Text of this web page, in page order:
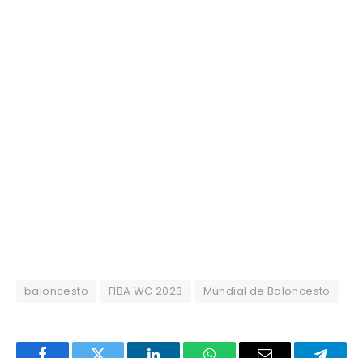
baloncesto FIBA WC 2023 Mundial de Baloncesto